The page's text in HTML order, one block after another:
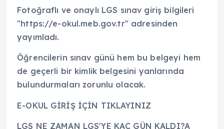
Fotoğraflı ve onaylı LGS sınav giriş bilgileri
"https://e-okul.meb.gov.tr" adresinden
yayımladı.
Öğrencilerin sınav günü hem bu belgeyi hem
de geçerli bir kimlik belgesini yanlarında
bulundurmaları zorunlu olacak.
E-OKUL GİRİŞ İÇİN TIKLAYINIZ
LGS NE ZAMAN LGS'YE KAÇ GÜN KALDI?A